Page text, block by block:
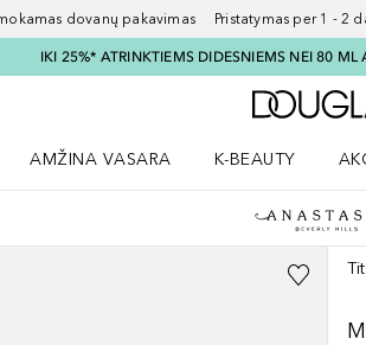
dovanų pakavimas Pristatymas per 1 - 2
IKI 25%* ATRINKTIEMS DIDESNIEMS NEI 80 ML
AMŽINA VASARA
K-BEAUTY